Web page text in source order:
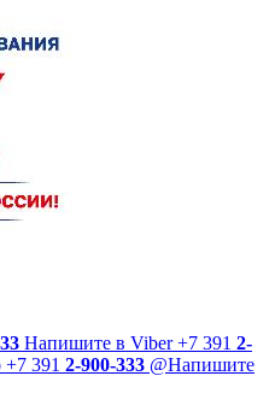
Напишите в Viber +7 391 2-
+7 391 2-900-333 @Напишите